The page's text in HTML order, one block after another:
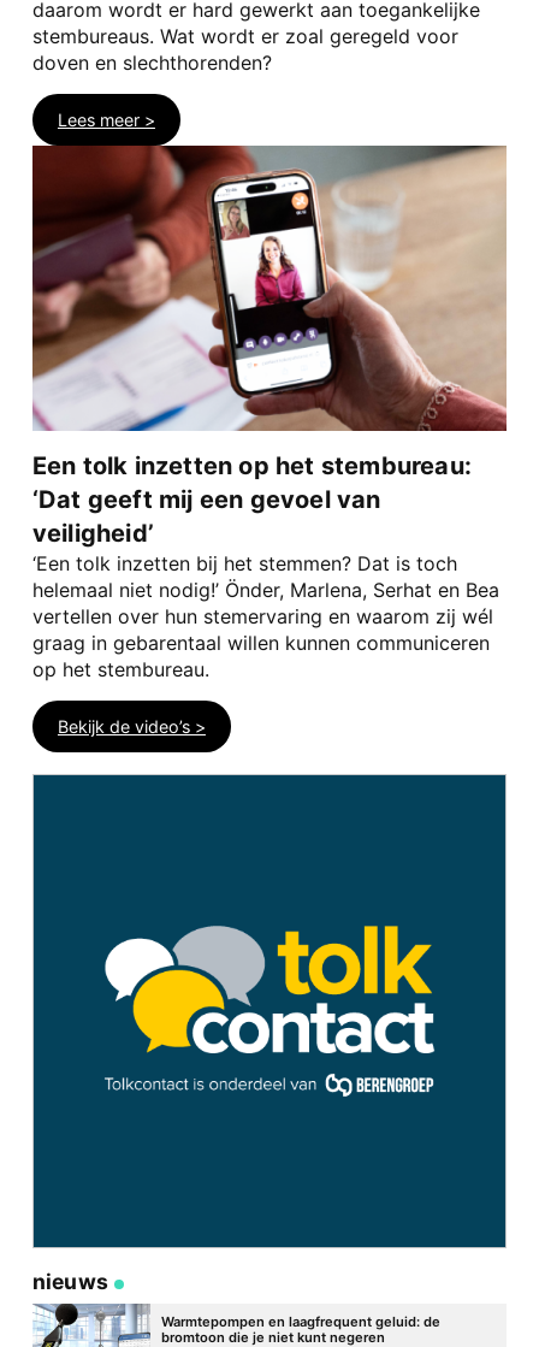
daarom wordt er hard gewerkt aan toegankelijke
stembureaus. Wat wordt er zoal geregeld voor
doven en slechthorenden?
Lees meer >
Een tolk inzetten op het stembureau:
‘Dat geeft mij een gevoel van
veiligheid’
‘Een tolk inzetten bij het stemmen? Dat is toch
helemaal niet nodig!’ Önder, Marlena, Serhat en Bea
vertellen over hun stemervaring en waarom zij wél
graag in gebarentaal willen kunnen communiceren
op het stembureau.
Bekijk de video’s >
nieuws
Warmtepompen en laagfrequent geluid: de
bromtoon die je niet kunt negeren